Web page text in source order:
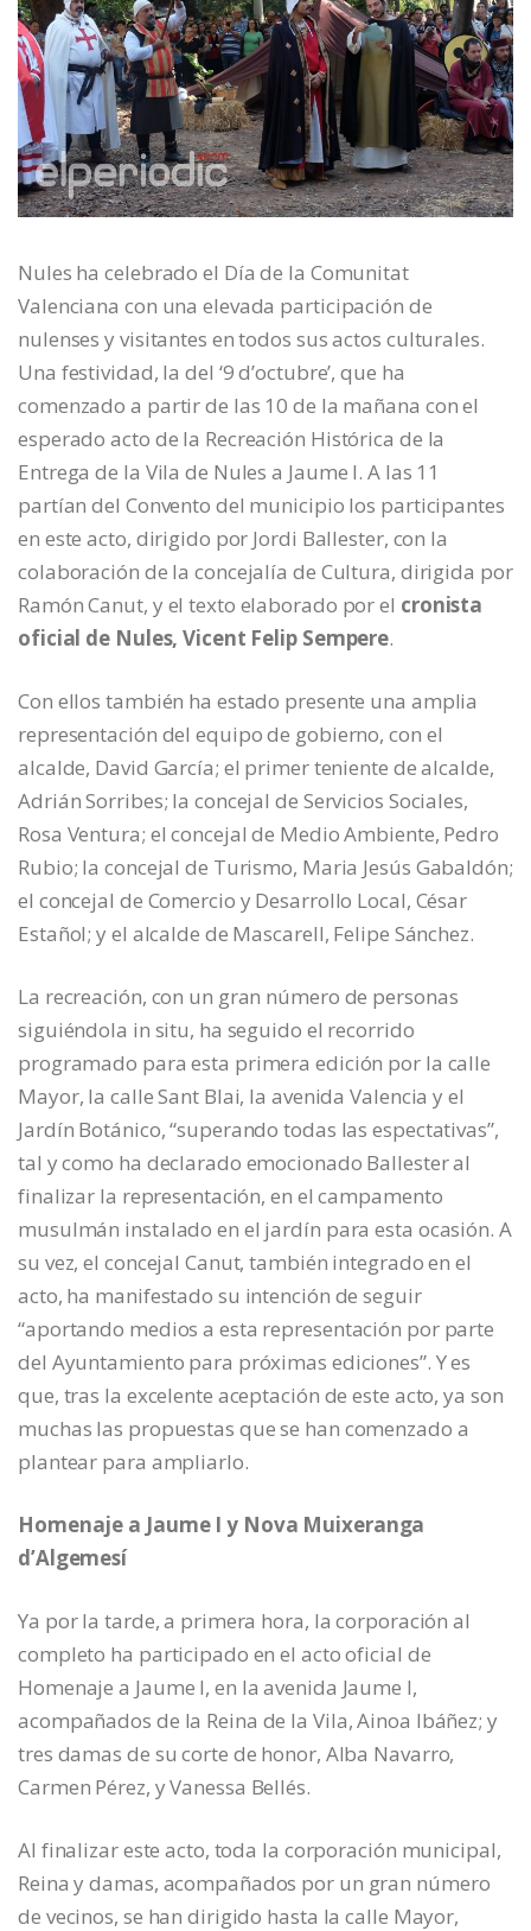
Nules ha celebrado el Día de la Comunitat
Valenciana con una elevada participación de
nulenses y visitantes en todos sus actos culturales.
Una festividad, la del ‘9 d’octubre’, que ha
comenzado a partir de las 10 de la mañana con el
esperado acto de la Recreación Histórica de la
Entrega de la Vila de Nules a Jaume I. A las 11
partían del Convento del municipio los participantes
en este acto, dirigido por Jordi Ballester, con la
colaboración de la concejalía de Cultura, dirigida por
Ramón Canut, y el texto elaborado por el cronista
oficial de Nules, Vicent Felip Sempere.
Con ellos también ha estado presente una amplia
representación del equipo de gobierno, con el
alcalde, David García; el primer teniente de alcalde,
Adrián Sorribes; la concejal de Servicios Sociales,
Rosa Ventura; el concejal de Medio Ambiente, Pedro
Rubio; la concejal de Turismo, Maria Jesús Gabaldón;
el concejal de Comercio y Desarrollo Local, César
Estañol; y el alcalde de Mascarell, Felipe Sánchez.
La recreación, con un gran número de personas
siguiéndola in situ, ha seguido el recorrido
programado para esta primera edición por la calle
Mayor, la calle Sant Blai, la avenida Valencia y el
Jardín Botánico, “superando todas las espectativas”,
tal y como ha declarado emocionado Ballester al
finalizar la representación, en el campamento
musulmán instalado en el jardín para esta ocasión. A
su vez, el concejal Canut, también integrado en el
acto, ha manifestado su intención de seguir
“aportando medios a esta representación por parte
del Ayuntamiento para próximas ediciones”. Y es
que, tras la excelente aceptación de este acto, ya son
muchas las propuestas que se han comenzado a
plantear para ampliarlo.
Homenaje a Jaume I y Nova Muixeranga
d’Algemesí
Ya por la tarde, a primera hora, la corporación al
completo ha participado en el acto oficial de
Homenaje a Jaume I, en la avenida Jaume I,
acompañados de la Reina de la Vila, Ainoa Ibáñez; y
tres damas de su corte de honor, Alba Navarro,
Carmen Pérez, y Vanessa Bellés.
Al finalizar este acto, toda la corporación municipal,
Reina y damas, acompañados por un gran número
de vecinos, se han dirigido hasta la calle Mayor,